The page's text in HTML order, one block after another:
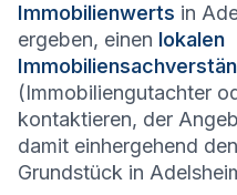
Immobilienwerts in
ergeben, einen lokalen
(Immobiliengutachter
kontaktieren, der
damit einhergehend
Grundstück in